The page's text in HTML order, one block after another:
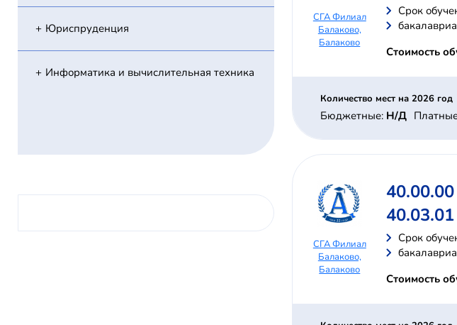
Юриспруденция
Информатика и вычислительная техника
СГА Филиал
Балаково,
Балаково
Cрок
Стоимость
Количество мест на 2026 год
Бюджетные: Н/Д
СГА Филиал
Балаково,
Балаково
Cрок
Стоимость